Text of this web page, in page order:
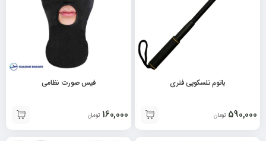
باتوم تلسکوپی فنری
590,000 تومان
فیس صورت نظامی
160,000 تومان